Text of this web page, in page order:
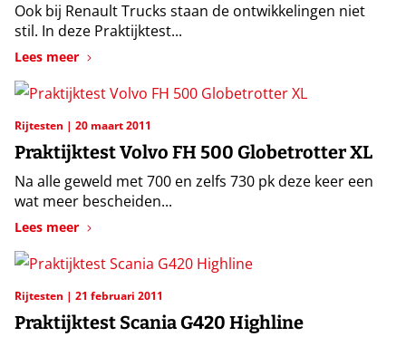
Ook bij Renault Trucks staan de ontwikkelingen niet
stil. In deze Praktijktest...
Lees meer
Rijtesten 20 maart 2011
Praktijktest Volvo FH 500 Globetrotter XL
Na alle geweld met 700 en zelfs 730 pk deze keer een
wat meer bescheiden...
Lees meer
Rijtesten 21 februari 2011
Praktijktest Scania G420 Highline